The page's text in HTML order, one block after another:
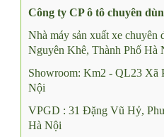
Công ty CP ô tô chuyên
Nhà máy sản xuất xe
Nguyên Khê, Thành Phố Hà
Showroom: Km2 - QL23 Xã
Nội
VPGD : 31 Đặng Vũ Hỷ,